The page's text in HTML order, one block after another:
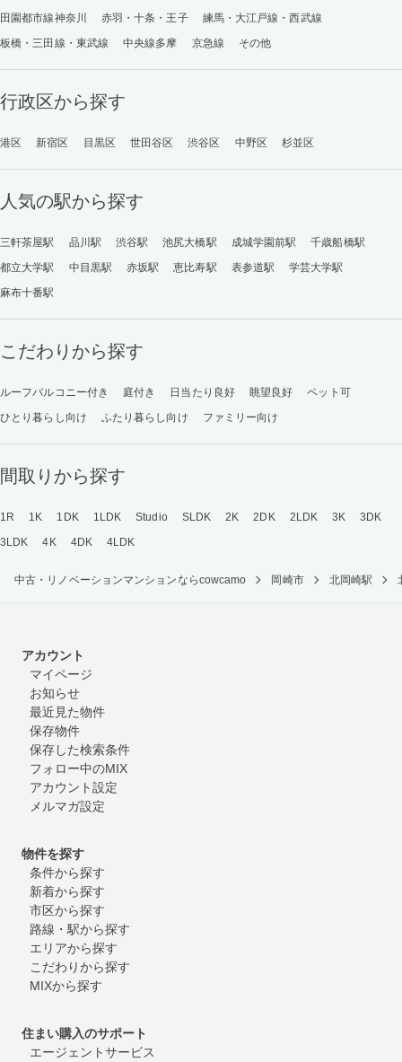
田園都市線神奈川
赤羽・十条・王子
練馬・大江戸線・西武線
板橋・三田線・東武線
中央線多摩 京急線 その他
行政区から探す
港区 新宿区 目黒区 世田谷区 渋谷区 中野区 杉並区
人気の駅から探す
三軒茶屋駅 品川駅 渋谷駅 池尻大橋駅 成城学園前駅
千歳船橋駅
都立大学駅
中目黒駅 赤坂駅 恵比寿駅 表参道駅
学芸大学駅
麻布十番駅
こだわりから探す
ルーフバルコニー付き 庭付き 日当たり良好 眺望良好
ペット可
ひとり暮らし向け
ふたり暮らし向け ファミリー向け
間取りから探す
1R 1K 1DK 1LDK Studio SLDK 2K 2DK 2LDK 3K
3DK
3LDK
4K 4DK 4LDK
中古・リノベーションマンションならcowcamo 岡崎市 北岡崎駅
アカウント
マイページ
お知らせ
最近見た物件
保存物件
保存した検索条件
フォロー中のMIX
アカウント設定
メルマガ設定
物件を探す
条件から探す
新着から探す
市区から探す
路線・駅から探す
エリアから探す
こだわりから探す
MIXから探す
住まい購入のサポート
エージェントサービス